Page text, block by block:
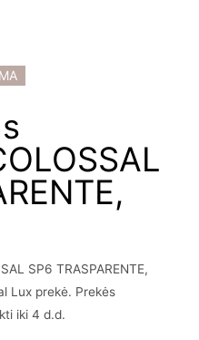
SP6 TRASPARENTE,
Lux prekė. Prekės
iki 4 d.d.